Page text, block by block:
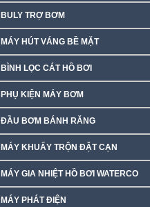
BULY TRỢ BƠM
MÁY HÚT VÁNG BỀ MẶT
BÌNH LỌC CÁT HỒ BƠI
PHỤ KIỆN MÁY BƠM
ĐẦU BƠM BÁNH RĂNG
MÁY KHUẤY TRỘN ĐẶT CẠN
MÁY GIA NHIỆT HỒ BƠI WATERCO
MÁY PHÁT ĐIỆN